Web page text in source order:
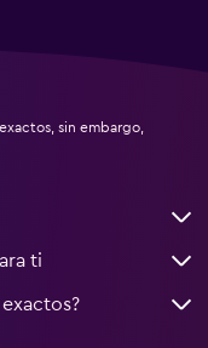
sin embargo,
ti